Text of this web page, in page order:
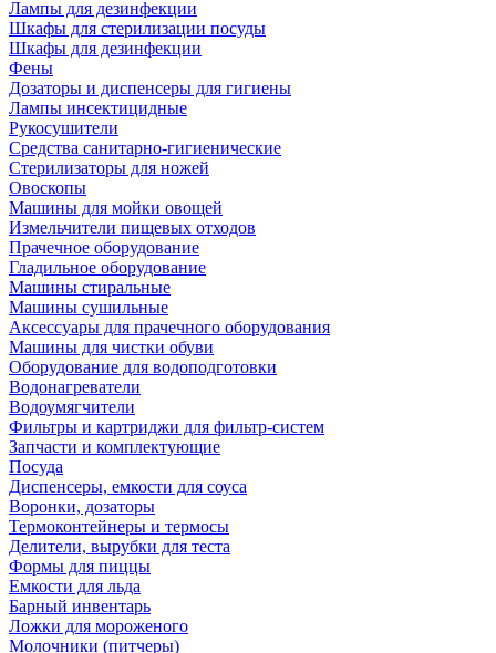
Лампы для дезинфекции
Шкафы для стерилизации посуды
Шкафы для дезинфекции
Фены
Дозаторы и диспенсеры для гигиены
Лампы инсектицидные
Рукосушители
Средства санитарно-гигиенические
Стерилизаторы для ножей
Овоскопы
Машины для мойки овощей
Измельчители пищевых отходов
Прачечное оборудование
Гладильное оборудование
Машины стиральные
Машины сушильные
Аксессуары для прачечного оборудования
Машины для чистки обуви
Оборудование для водоподготовки
Водонагреватели
Водоумягчители
Фильтры и картриджи для фильтр-систем
Запчасти и комплектующие
Посуда
Диспенсеры, емкости для соуса
Воронки, дозаторы
Термоконтейнеры и термосы
Делители, вырубки для теста
Формы для пиццы
Емкости для льда
Барный инвентарь
Ложки для мороженого
Молочники (питчеры)